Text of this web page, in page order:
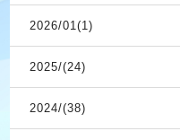
2026/01(1)
2025/(24)
2024/(38)